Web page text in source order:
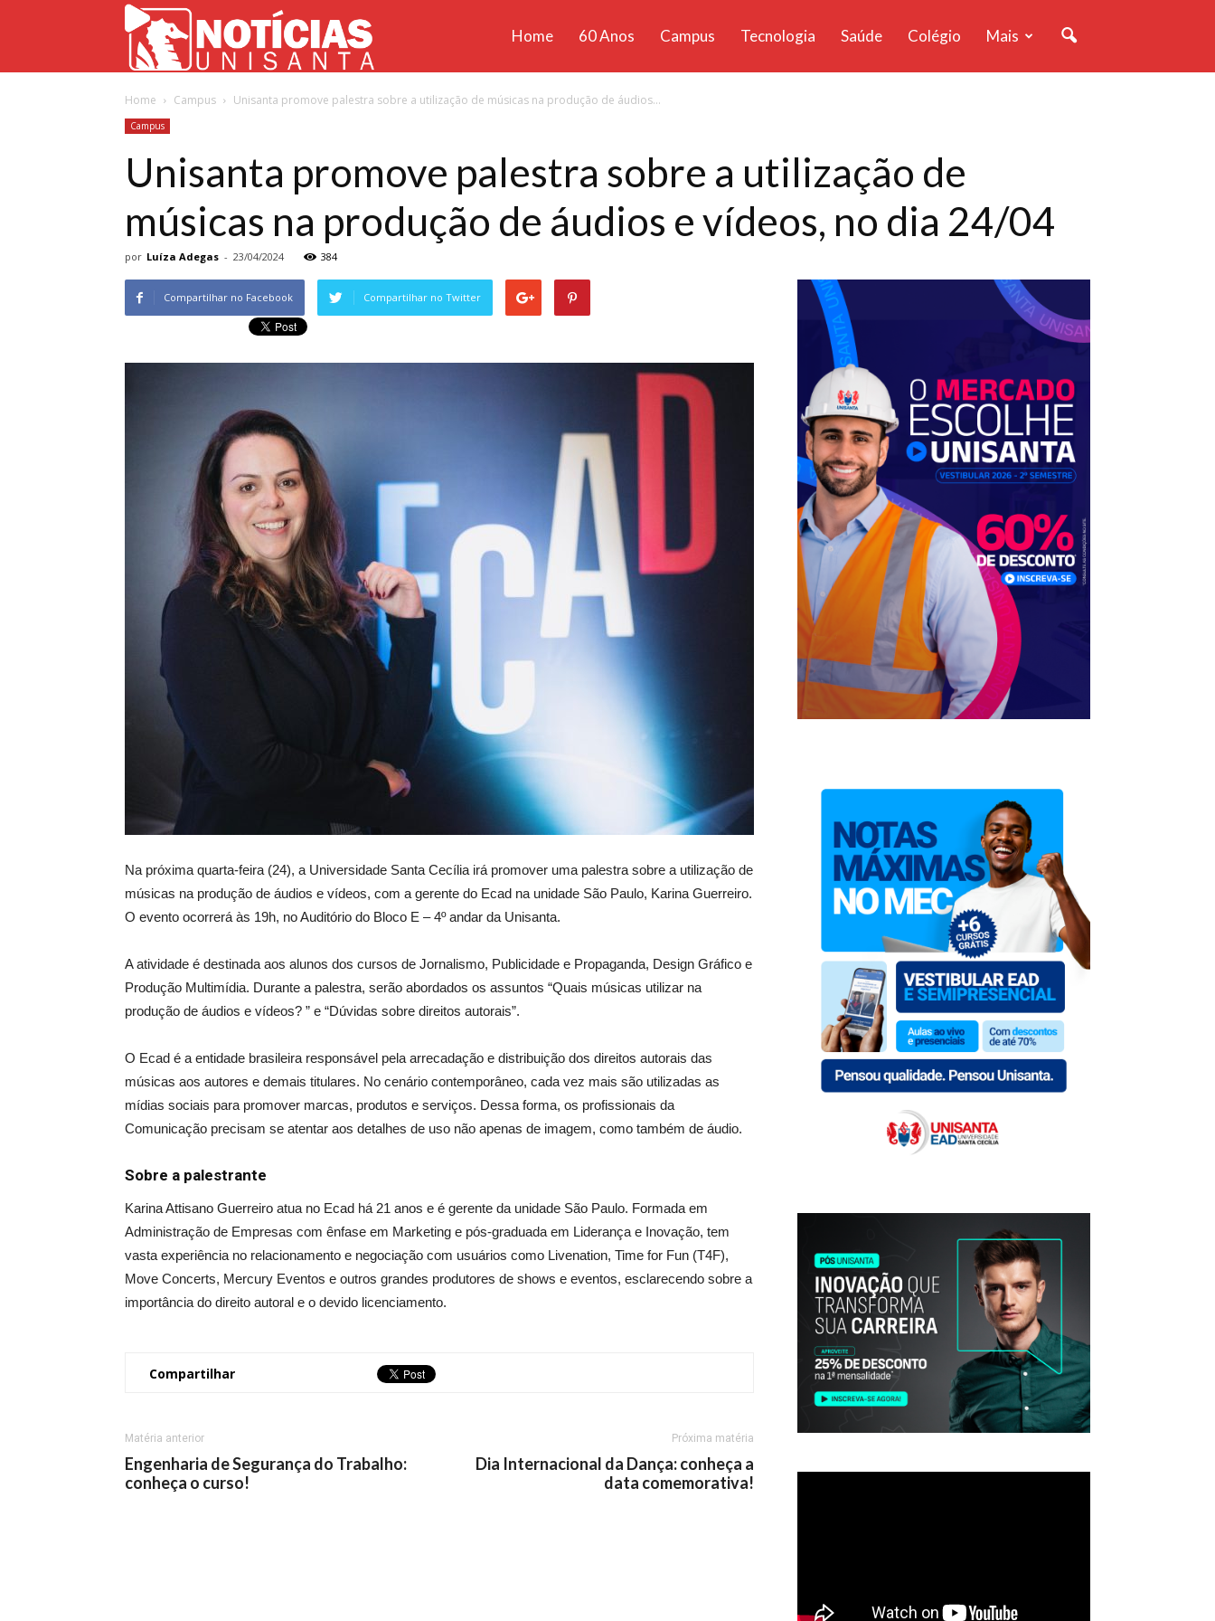
Unisanta
Home 60 Anos Campus Tecnologia Saúde Colégio Mais
Home Campus Unisanta promove palestra sobre a utilização de músicas na produção de áudios...
Campus
Unisanta promove palestra sobre a utilização de
músicas na produção de áudios e vídeos, no dia 24/04
por Luíza Adegas - 23/04/2024 384
Compartilhar no Facebook Compartilhar no Twitter
Na próxima quarta-feira (24), a Universidade Santa Cecília irá promover uma palestra sobre a utilização de
músicas na produção de áudios e vídeos, com a gerente do Ecad na unidade São Paulo, Karina Guerreiro.
O evento ocorrerá às 19h, no Auditório do Bloco E – 4º andar da Unisanta.
A atividade é destinada aos alunos dos cursos de Jornalismo, Publicidade e Propaganda, Design Gráfico e
Produção Multimídia. Durante a palestra, serão abordados os assuntos “Quais músicas utilizar na
produção de áudios e vídeos? ” e “Dúvidas sobre direitos autorais”.
O Ecad é a entidade brasileira responsável pela arrecadação e distribuição dos direitos autorais das
músicas aos autores e demais titulares. No cenário contemporâneo, cada vez mais são utilizadas as
mídias sociais para promover marcas, produtos e serviços. Dessa forma, os profissionais da
Comunicação precisam se atentar aos detalhes de uso não apenas de imagem, como também de áudio.
Sobre a palestrante
Karina Attisano Guerreiro atua no Ecad há 21 anos e é gerente da unidade São Paulo. Formada em
Administração de Empresas com ênfase em Marketing e pós-graduada em Liderança e Inovação, tem
vasta experiência no relacionamento e negociação com usuários como Livenation, Time for Fun (T4F),
Move Concerts, Mercury Eventos e outros grandes produtores de shows e eventos, esclarecendo sobre a
importância do direito autoral e o devido licenciamento.
Compartilhar
Matéria anterior
Engenharia de Segurança do Trabalho:
conheça o curso!
Próxima matéria
Dia Internacional da Dança: conheça a
data comemorativa!